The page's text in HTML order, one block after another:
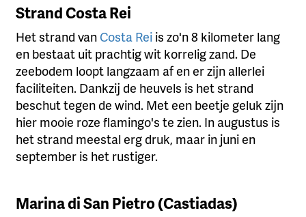
Strand Costa Rei
Het strand van Costa Rei is zo'n 8 kilometer lang
en bestaat uit prachtig wit korrelig zand. De
zeebodem loopt langzaam af en er zijn allerlei
faciliteiten. Dankzij de heuvels is het strand
beschut tegen de wind. Met een beetje geluk zijn
hier mooie roze flamingo's te zien. In augustus is
het strand meestal erg druk, maar in juni en
september is het rustiger.
Marina di San Pietro (Castiadas)